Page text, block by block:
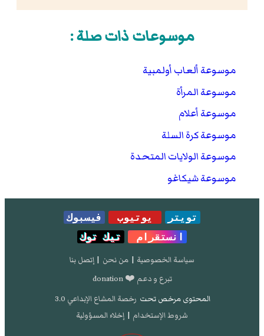
موسوعات ذات صلة :
موسوعة ألعاب أولمبية
موسوعة المرأة
موسوعة أعلام
موسوعة كرة السلة
موسوعة الولايات المتحدة
موسوعة شيكاغو
تويتر يوتيوب
فيسبوك
انستقرام
تيك توك
سياسة الخصوصية | من نحن | إتصل بنا
تبرع و دعم ❤️ donation
المحتوى مرخص تحت رخصة المشاع الإبداعي 3.0
شروط الإستخدام | إخلاء المسؤولية